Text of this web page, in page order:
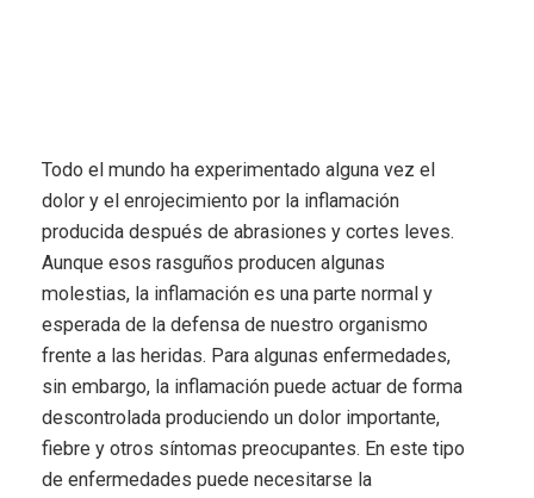
Todo el mundo ha experimentado alguna vez el
dolor y el enrojecimiento por la inflamación
producida después de abrasiones y cortes leves.
Aunque esos rasguños producen algunas
molestias, la inflamación es una parte normal y
esperada de la defensa de nuestro organismo
frente a las heridas. Para algunas enfermedades,
sin embargo, la inflamación puede actuar de forma
descontrolada produciendo un dolor importante,
fiebre y otros síntomas preocupantes. En este tipo
de enfermedades puede necesitarse la